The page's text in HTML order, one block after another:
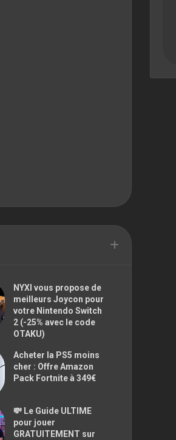
NYXI vous propose de
meilleurs Joycon pour
votre Nintendo Switch
2 (-25% avec le code
OTAKU)
Acheter la PS5 moins
cher : Offre Amazon
Pack Fortnite à 349€
💸 Le Guide ULTIME
pour jouer
GRATUITEMENT sur